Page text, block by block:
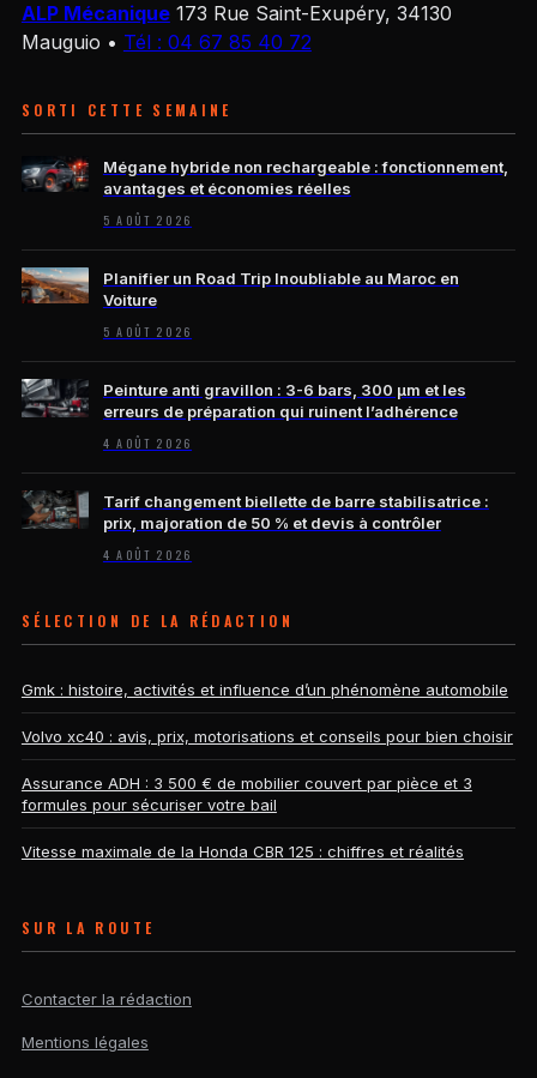
ALP Mécanique 173 Rue Saint-Exupéry, 34130
Mauguio • Tél : 04 67 85 40 72
SORTI CETTE SEMAINE
Mégane hybride non rechargeable : fonctionnement,
avantages et économies réelles
5 AOÛT 2026
Planifier un Road Trip Inoubliable au Maroc en
Voiture
5 AOÛT 2026
Peinture anti gravillon : 3-6 bars, 300 µm et les
erreurs de préparation qui ruinent l’adhérence
4 AOÛT 2026
Tarif changement biellette de barre stabilisatrice :
prix, majoration de 50 % et devis à contrôler
4 AOÛT 2026
SÉLECTION DE LA RÉDACTION
Gmk : histoire, activités et influence d’un phénomène automobile
Volvo xc40 : avis, prix, motorisations et conseils pour bien choisir
Assurance ADH : 3 500 € de mobilier couvert par pièce et 3
formules pour sécuriser votre bail
Vitesse maximale de la Honda CBR 125 : chiffres et réalités
SUR LA ROUTE
Contacter la rédaction
Mentions légales